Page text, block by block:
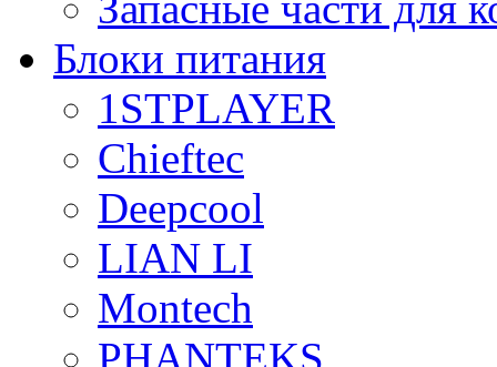
Блоки питания
1STPLAYER
Chieftec
Deepcool
LIAN LI
Montech